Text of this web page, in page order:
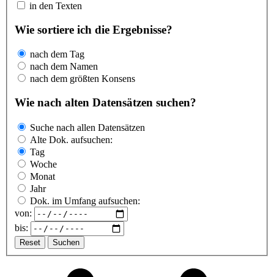
in den Texten
Wie sortiere ich die Ergebnisse?
nach dem Tag
nach dem Namen
nach dem größten Konsens
Wie nach alten Datensätzen suchen?
Suche nach allen Datensätzen
Alte Dok. aufsuchen:
Tag
Woche
Monat
Jahr
Dok. im Umfang aufsuchen:
von:
bis:
Reset Suchen